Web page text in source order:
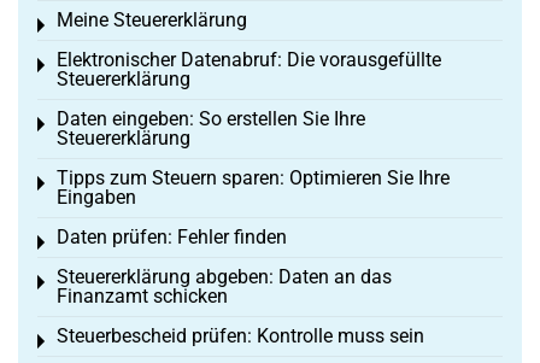
Meine Steuererklärung
Toggle menu
Elektronischer Datenabruf: Die vorausgefüllte
Steuererklärung
Toggle menu
Daten eingeben: So erstellen Sie Ihre
Steuererklärung
Toggle menu
Tipps zum Steuern sparen: Optimieren Sie Ihre
Eingaben
Toggle menu
Daten prüfen: Fehler finden
Toggle menu
Steuererklärung abgeben: Daten an das
Finanzamt schicken
Toggle menu
Steuerbescheid prüfen: Kontrolle muss sein
Toggle menu